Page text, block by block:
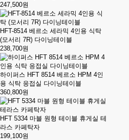
247,500원
HFT-8514 베르소 세라믹 4인용 식탁
(모서리 7R) 다이닝테이블
238,700원
하이퍼스 HFT 8514 베르소 HPM 4인
용 식탁 응접실 다이닝테이블
360,800원
HFT 5334 마블 원형 테이블 휴게실 테
라스 카페탁자
199,100원